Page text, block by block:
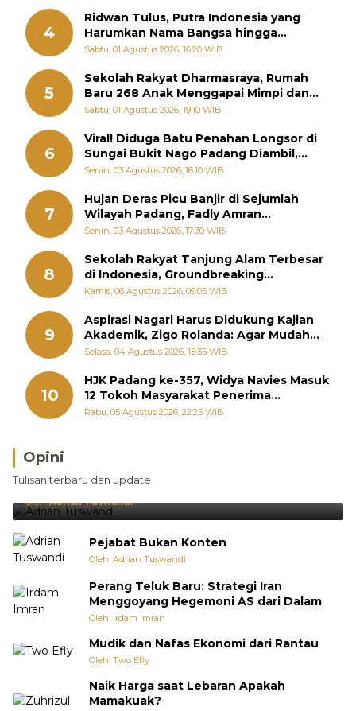
4
Ridwan Tulus, Putra Indonesia yang
Harumkan Nama Bangsa hingga
Diabadikan dalam Buku Jepang
Sabtu, 01 Agustus 2026, 16:20 WIB
5
Sekolah Rakyat Dharmasraya, Rumah
Baru 268 Anak Menggapai Mimpi dan
Memutus Rantai Kemiskinan
Sabtu, 01 Agustus 2026, 19:10 WIB
6
Viral! Diduga Batu Penahan Longsor di
Sungai Bukit Nago Padang Diambil,
Warga Khawatir Bencana Terulang
Senin, 03 Agustus 2026, 16:10 WIB
7
Hujan Deras Picu Banjir di Sejumlah
Wilayah Padang, Fadly Amran
Perintahkan OPD Siaga
Senin, 03 Agustus 2026, 17:30 WIB
8
Sekolah Rakyat Tanjung Alam Terbesar
di Indonesia, Groundbreaking
September
Kamis, 06 Agustus 2026, 09:05 WIB
9
Aspirasi Nagari Harus Didukung Kajian
Akademik, Zigo Rolanda: Agar Mudah
Diperjuangkan di Kementerian
Selasa, 04 Agustus 2026, 15:35 WIB
10
HJK Padang ke-357, Widya Navies Masuk
12 Tokoh Masyarakat Penerima
Penghargaan Pemko Padang
Rabu, 05 Agustus 2026, 22:25 WIB
Opini
Tulisan terbaru dan update
Brasil Lebih Diunggulkan, tetapi Jepang Selalu
Punya Cara Membuat Kejutan
Oleh:Adrian Tuswandi
Pejabat Bukan Konten
Oleh: Adrian Tuswandi
Perang Teluk Baru: Strategi Iran
Menggoyang Hegemoni AS dari Dalam
Oleh: Irdam Imran
Mudik dan Nafas Ekonomi dari Rantau
Oleh: Two Efly
Naik Harga saat Lebaran Apakah
Mamakuak?